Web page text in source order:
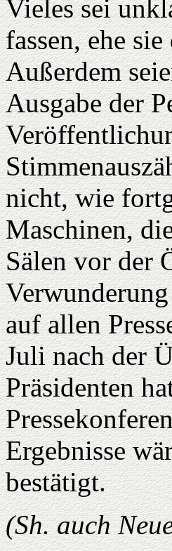
Vieles sei
fassen, ehe
Außerdem
Ausgabe der
nicht, wie
Maschinen,
Sälen vor der
auf allen
Juli nach der
Präsidenten
Ergebnisse
bestätigt.
(Sh. auch